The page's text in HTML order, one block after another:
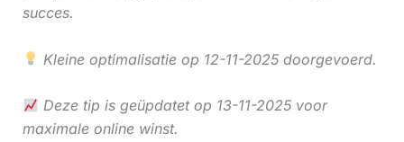
succes.
Kleine optimalisatie op 12-11-2025 doorgevoerd.
Deze tip is geüpdatet op 13-11-2025 voor
maximale online winst.